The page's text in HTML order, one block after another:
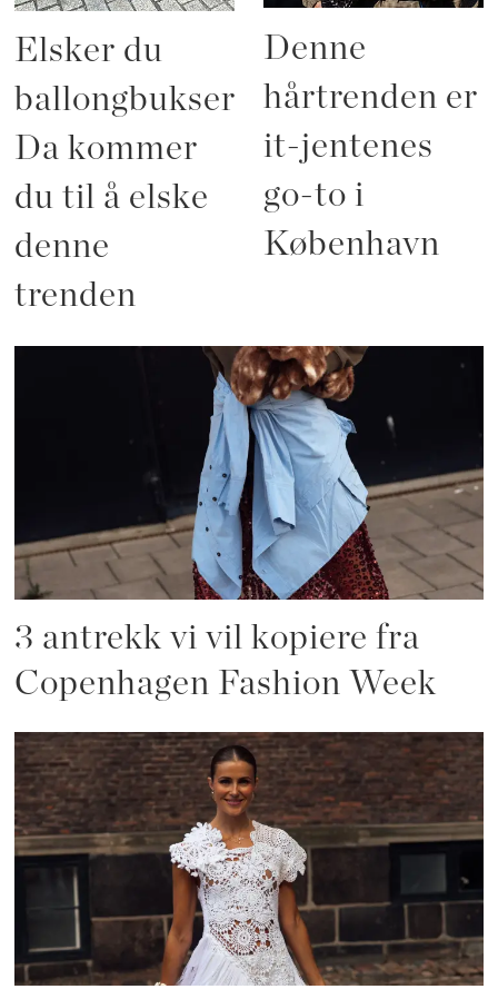
Elsker du
ballongbukser?
Da kommer
du til å elske
denne
trenden
Denne
hårtrenden er
it-jentenes
go-to i
København
3 antrekk vi vil kopiere fra
Copenhagen Fashion Week